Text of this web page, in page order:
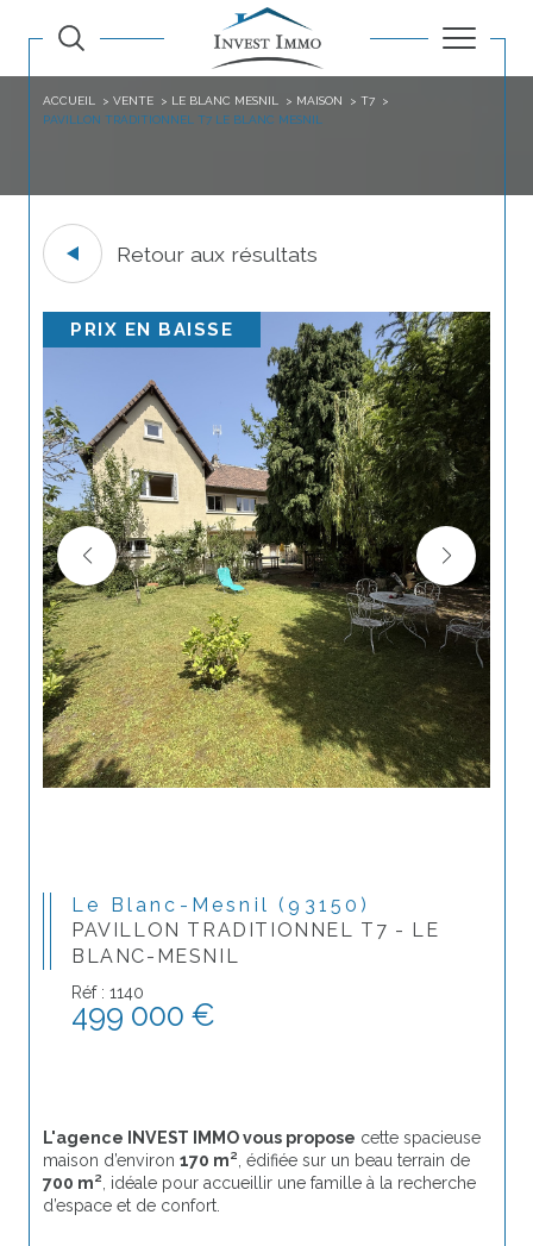
ACCUEIL VENTE LE BLANC MESNIL MAISON
T7
PAVILLON TRADITIONNEL T7 LE BLANC MESNIL
Retour aux résultats
PRIX EN BAISSE
Le Blanc-Mesnil (93150)
PAVILLON TRADITIONNEL T7 - LE
BLANC-MESNIL
Réf : 1140
499 000 €
L'agence INVEST IMMO vous propose cette spacieuse
maison d’environ 170 m², édifiée sur un beau terrain de
700 m², idéale pour accueillir une famille à la recherche
d’espace et de confort.